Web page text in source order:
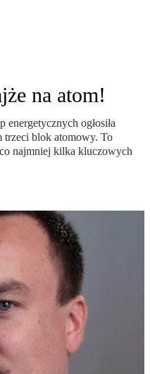
na atom!
ogłosiła
trzeci blok atomowy. To
najmniej kilka kluczowych